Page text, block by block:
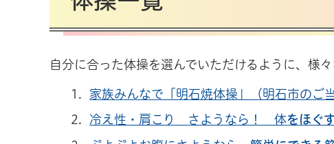
自分に合った体操を選んでいただけるように、様
家族みんなで「明石焼体操」（明石市のご
冷え性・肩こり さようなら！ 体をほぐ